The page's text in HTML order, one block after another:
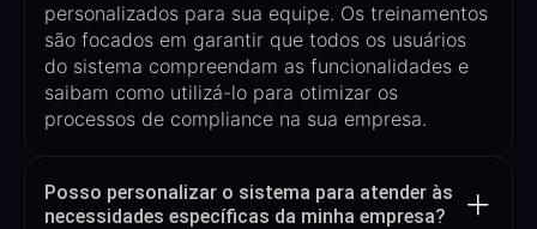
personalizados para sua equipe. Os treinamentos
são focados em garantir que todos os usuários
do sistema compreendam as funcionalidades e
saibam como utilizá-lo para otimizar os
processos de compliance na sua empresa.
Posso personalizar o sistema para atender às
necessidades específicas da minha empresa?